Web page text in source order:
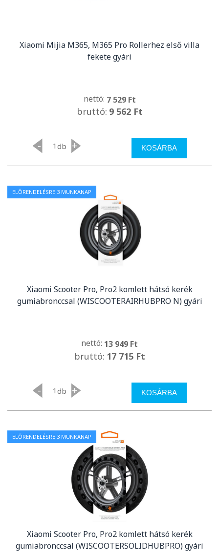
Xiaomi Mijia M365, M365 Pro Rollerhez első villa
fekete gyári
nettó: 7 529 Ft
bruttó: 9 562 Ft
- db + KOSÁRBA
ELŐRENDELÉSRE 3 MUNKANAP
Xiaomi Scooter Pro, Pro2 komlett hátsó kerék
gumiabronccsal (WISCOOTERAIRHUBPRO N) gyári
nettó: 13 949 Ft
bruttó: 17 715 Ft
- db + KOSÁRBA
ELŐRENDELÉSRE 3 MUNKANAP
Xiaomi Scooter Pro, Pro2 komlett hátsó kerék
gumiabronccsal (WISCOOTERSOLIDHUBPRO) gyári